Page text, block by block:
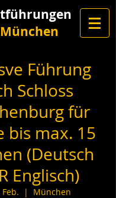
Führung
Schloss
für
bis max. 15
(Deutsch
Englisch)
  |
München